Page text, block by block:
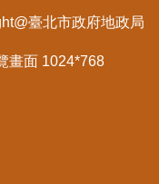
臺北市政府地政局
畫面 1024*768